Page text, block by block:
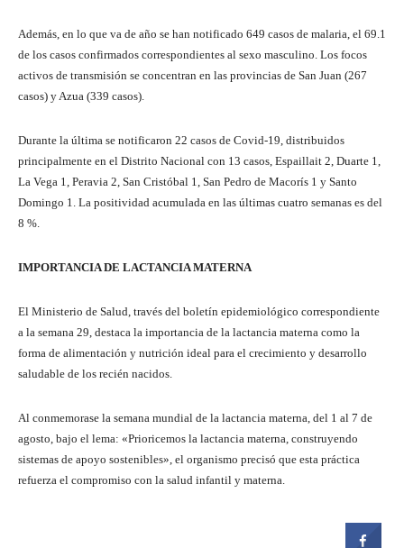
Además, en lo que va de año se han notificado 649 casos de malaria, el 69.1
de los casos confirmados correspondientes al sexo masculino. Los focos
activos de transmisión se concentran en las provincias de San Juan (267
casos) y Azua (339 casos).
Durante la última se notificaron 22 casos de Covid-19, distribuidos
principalmente en el Distrito Nacional con 13 casos, Espaillait 2, Duarte 1,
La Vega 1, Peravia 2, San Cristóbal 1, San Pedro de Macorís 1 y Santo
Domingo 1. La positividad acumulada en las últimas cuatro semanas es del
8 %.
IMPORTANCIA DE LACTANCIA MATERNA
El Ministerio de Salud, través del boletín epidemiológico correspondiente
a la semana 29, destaca la importancia de la lactancia materna como la
forma de alimentación y nutrición ideal para el crecimiento y desarrollo
saludable de los recién nacidos.
Al conmemorase la semana mundial de la lactancia materna, del 1 al 7 de
agosto, bajo el lema: «Prioricemos la lactancia materna, construyendo
sistemas de apoyo sostenibles», el organismo precisó que esta práctica
refuerza el compromiso con la salud infantil y materna.